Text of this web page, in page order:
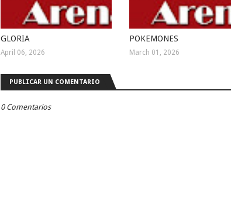
GLORIA
April 06, 2026
POKEMONES
March 01, 2026
PUBLICAR UN COMENTARIO
0 Comentarios